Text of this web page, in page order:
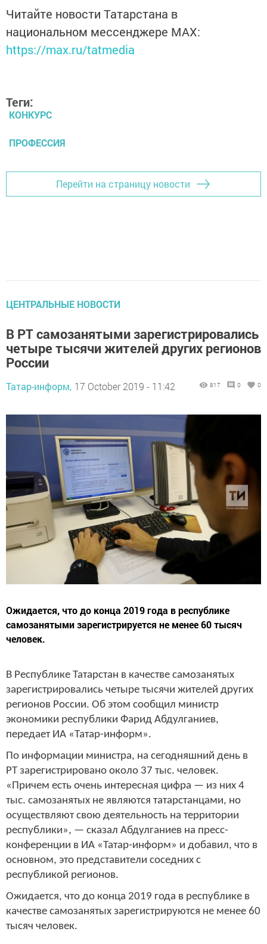
Читайте новости Татарстана в
национальном мессенджере MАХ:
https://max.ru/tatmedia
Теги:
КОНКУРС
ПРОФЕССИЯ
Перейти на страницу новости
ЦЕНТРАЛЬНЫЕ НОВОСТИ
В РТ самозанятыми зарегистрировались
четыре тысячи жителей других регионов
России
Татар-информ, 17 October 2019 - 11:42 817 0 0
Ожидается, что до конца 2019 года в республике
самозанятыми зарегистрируется не менее 60 тысяч
человек.
В Республике Татарстан в качестве самозанятых
зарегистрировались четыре тысячи жителей других
регионов России. Об этом сообщил министр
экономики республики Фарид Абдулганиев,
передает ИА «Татар-информ».
По информации министра, на сегодняшний день в
РТ зарегистрировано около 37 тыс. человек.
«Причем есть очень интересная цифра — из них 4
тыс. самозанятых не являются татарстанцами, но
осуществляют свою деятельность на территории
республики», — сказал Абдулганиев на пресс-
конференции в ИА «Татар-информ» и добавил, что в
основном, это представители соседних с
республикой регионов.
Ожидается, что до конца 2019 года в республике в
качестве самозанятых зарегистрируются не менее 60
тысяч человек.